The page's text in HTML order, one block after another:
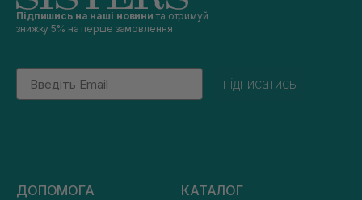
Підпишись на наші новини та отримуй
знижку 5% на перше замовлення
Email
підписатись
ДОПОМОГА КАТАЛОГ